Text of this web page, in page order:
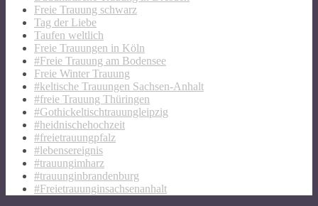
Freie Trauung schwarz
Tag der Liebe
Taufen weltlich
Freie Trauungen in Köln
#Freie Trauung am Bodensee
Freie Winter Trauung
#keltische Trauungen Sachsen-Anhalt
#freie Trauung Thüringen
#Gothickeltischtrauungleipzig
#heidnischehochzeit
#freietrauungpfalz
#lebensereignis
#trauungimharz
#trauunginbrandenburg
#Freietrauunginsachsenanhalt